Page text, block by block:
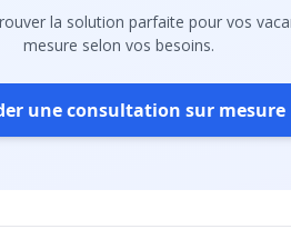
la solution parfaite pour vos
mesure selon vos besoins.
une consultation sur mesure